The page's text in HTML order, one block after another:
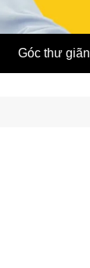
Góc thư giãn